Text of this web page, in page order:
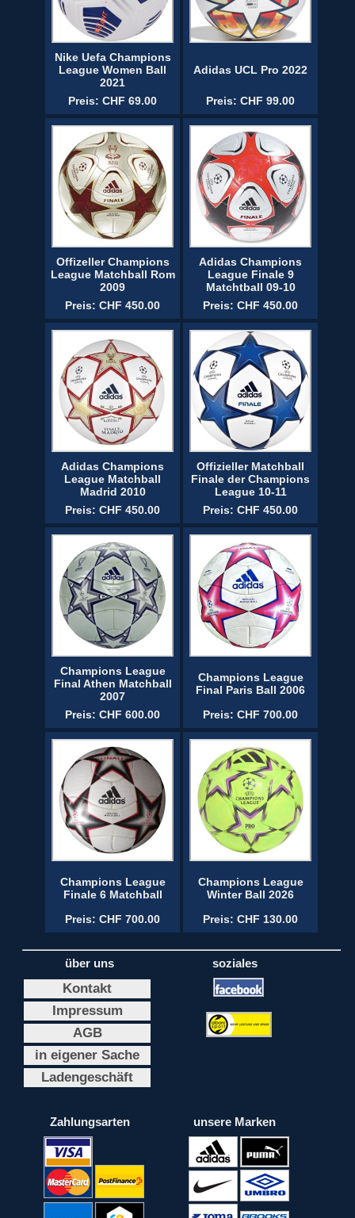
Nike Uefa Champions
League Women Ball
2021
Preis: CHF 69.00
Adidas UCL Pro 2022
Preis: CHF 99.00
Offizeller Champions
League Matchball Rom
2009
Preis: CHF 450.00
Adidas Champions
League Finale 9
Matchtball 09-10
Preis: CHF 450.00
Adidas Champions
League Matchball
Madrid 2010
Preis: CHF 450.00
Offizieller Matchball
Finale der Champions
League 10-11
Preis: CHF 450.00
Champions League
Final Athen Matchball
2007
Preis: CHF 600.00
Champions League
Final Paris Ball 2006
Preis: CHF 700.00
Champions League
Finale 6 Matchball
Preis: CHF 700.00
Champions League
Winter Ball 2026
Preis: CHF 130.00
über uns
Kontakt
Impressum
AGB
in eigener Sache
Ladengeschäft
soziales
Zahlungsarten unsere Marken